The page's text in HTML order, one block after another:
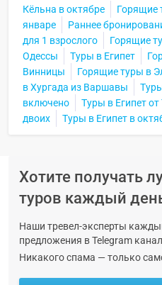
Кёльна в октябре
Горящие
январе
Раннее
для 1 взрослого
Горящие
Одессы
Туры в Египет
Винницы
Горящие туры в
в Хургада из Варшавы
включено
Туры в Египет от
двоих
Туры в Египет в
Хотите получать
туров каждый
Наши тревел-эксперты
предложения в Telegram
Никакого спама — только